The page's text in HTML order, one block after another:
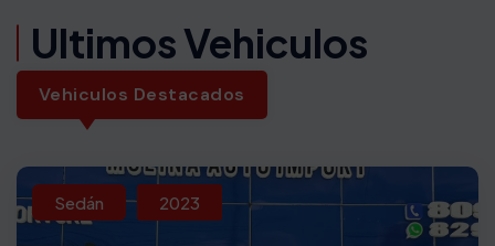
Ultimos Vehiculos
Vehiculos Destacados
Sedán 2023